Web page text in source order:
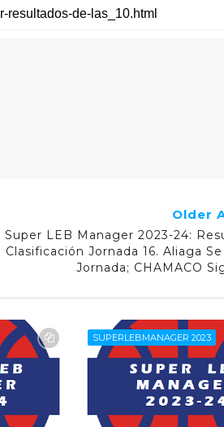
Older
Super LEB Manager 2023-24:
Clasificación Jornada 16. Aliaga
Jornada; CHAMACO
SUPERLEBMANAGER 2023